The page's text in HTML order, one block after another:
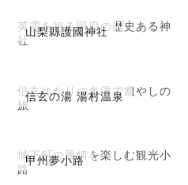
山梨縣護國神社
英霊を祀る甲府の歴史ある神
社
信玄の湯 湯村温泉
信玄ゆかりの名湯で癒やしの
旅
甲州夢小路
城下町の風情を楽しむ観光小
路